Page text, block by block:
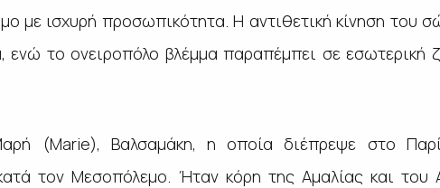
με ισχυρή προσωπικότητα. Η αντιθετική κίνηση του
ενώ το ονειροπόλο βλέμμα παραπέμπει σε εσωτερική
(Marie), Βαλσαμάκη, η οποία διέπρεψε στο
τον Μεσοπόλεμο. Ήταν κόρη της Αμαλίας και του